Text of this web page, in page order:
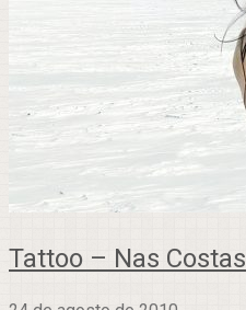
Tattoo – Nas Costas